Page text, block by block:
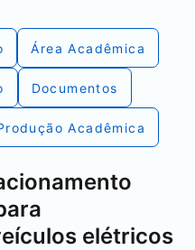
Área Acadêmica
Documentos
Acadêmica
elétricos